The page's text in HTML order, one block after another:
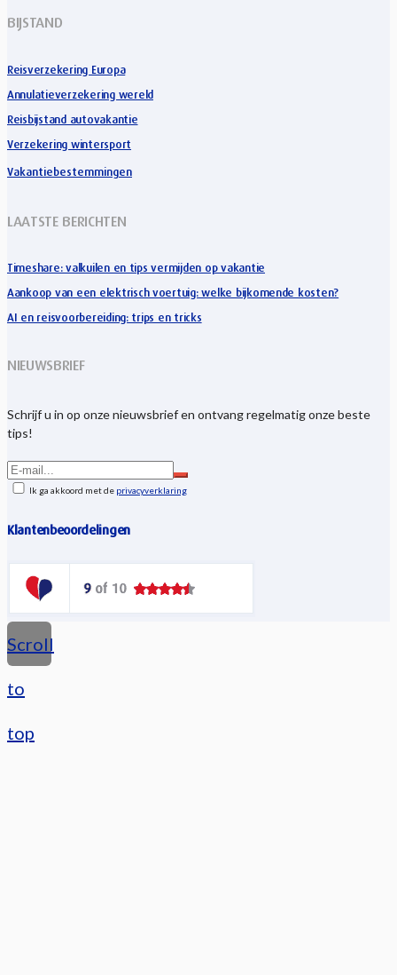
BIJSTAND
Reisverzekering Europa
Annulatieverzekering wereld
Reisbijstand autovakantie
Verzekering wintersport
Vakantiebestemmingen
LAATSTE BERICHTEN
Timeshare: valkuilen en tips vermijden op vakantie
Aankoop van een elektrisch voertuig: welke bijkomende kosten?
AI en reisvoorbereiding: trips en tricks
NIEUWSBRIEF
Schrijf u in op onze nieuwsbrief en ontvang regelmatig onze beste
tips!
Ik ga akkoord met de privacyverklaring
Klantenbeoordelingen
Scroll
to
top